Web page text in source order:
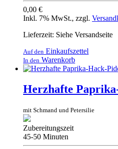
0,00 €
Inkl. 7% MwSt., zzgl.
Lieferzeit: Siehe Versandseite
Auf den Einkaufszettel
In den Warenkorb
Herzhafte
mit Schmand und Petersilie
Zubereitungszeit
45-50 Minuten